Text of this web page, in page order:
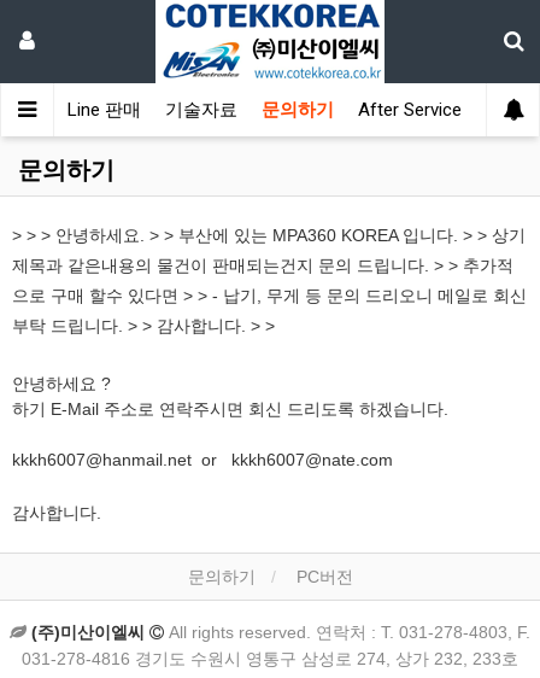
On-Line 판매 기술자료 문의하기 After Service
문의하기
> > > 안녕하세요. > > 부산에 있는 MPA360 KOREA 입니다. > > 상기
제목과 같은내용의 물건이 판매되는건지 문의 드립니다. > > 추가적
으로 구매 할수 있다면 > > - 납기, 무게 등 문의 드리오니 메일로 회신
부탁 드립니다. > > 감사합니다. > >
안녕하세요 ?
하기 E-Mail 주소로 연락주시면 회신 드리도록 하겠습니다.
kkkh6007@hanmail.net or kkkh6007@nate.com
감사합니다.
문의하기 PC버전
(주)미산이엘씨
All rights reserved. 연락처 : T. 031-278-4803, F.
031-278-4816 경기도 수원시 영통구 삼성로 274, 상가 232, 233호